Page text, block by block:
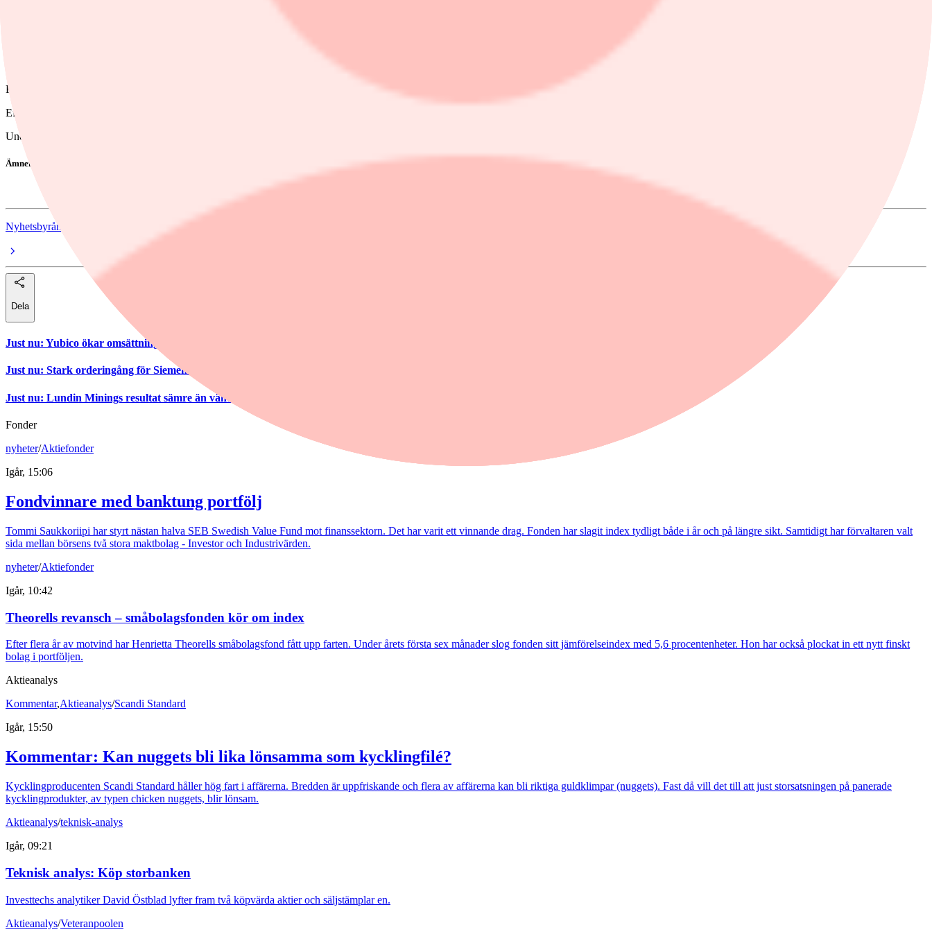
Försäljningen gjordes under onsdagen utanför handelsplats till kursen 106 kronor per aktie.
Efter affären äger Gavin O'Dowd omkring 912.000 aktier i Haypp enligt ägardatatjänsten Holdings.
Under onsdagseftermiddagen internmäklade Pareto Securities en post om just 100.000 aktier till kursen 106 kronor per aktie, enligt Infronts avslutsstatistik.
Ämnen i artikeln
Haypp Group
Nyhetsbyrån Direkt
Dela
Just nu: Yubico ökar omsättning och rörelseresultat
Just nu: Stark orderingång för Siemens – höjer vinstprognos
Just nu: Lundin Minings resultat sämre än väntat
Fonder
nyheter/Aktiefonder
Igår, 15:06
Fondvinnare med banktung portfölj
Tommi Saukkoriipi har styrt nästan halva SEB Swedish Value Fund mot finanssektorn. Det har varit ett vinnande drag. Fonden har slagit index tydligt både i år och på längre sikt. Samtidigt har förvaltaren valt
sida mellan börsens två stora maktbolag - Investor och Industrivärden.
nyheter/Aktiefonder
Igår, 10:42
Theorells revansch – småbolagsfonden kör om index
Efter flera år av motvind har Henrietta Theorells småbolagsfond fått upp farten. Under årets första sex månader slog fonden sitt jämförelseindex med 5,6 procentenheter. Hon har också plockat in ett nytt finskt
bolag i portföljen.
Aktieanalys
Kommentar,Aktieanalys/Scandi Standard
Igår, 15:50
Kommentar: Kan nuggets bli lika lönsamma som kycklingfilé?
Kycklingproducenten Scandi Standard håller hög fart i affärerna. Bredden är uppfriskande och flera av affärerna kan bli riktiga guldklimpar (nuggets). Fast då vill det till att just storsatsningen på panerade
kycklingprodukter, av typen chicken nuggets, blir lönsam.
Aktieanalys/teknisk-analys
Igår, 09:21
Teknisk analys: Köp storbanken
Investtechs analytiker David Östblad lyfter fram två köpvärda aktier och säljstämplar en.
Aktieanalys/Veteranpoolen